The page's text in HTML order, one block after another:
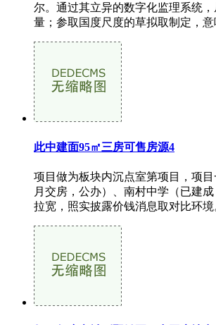
尔。通过其立异的数字化监理系统
量；参取国度尺度的草拟取制定，
此中建面95㎡三房可售房源4
项目做为板块内沉点室第项目，项目
月交房，公办）、南村中学（已建
拉宽，照实披露价钱消息取对比环